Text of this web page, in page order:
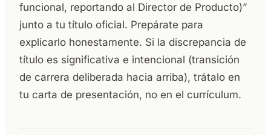
funcional, reportando al Director de Producto)”
junto a tu título oficial. Prepárate para
explicarlo honestamente. Si la discrepancia de
título es significativa e intencional (transición
de carrera deliberada hacia arriba), trátalo en
tu carta de presentación, no en el currículum.